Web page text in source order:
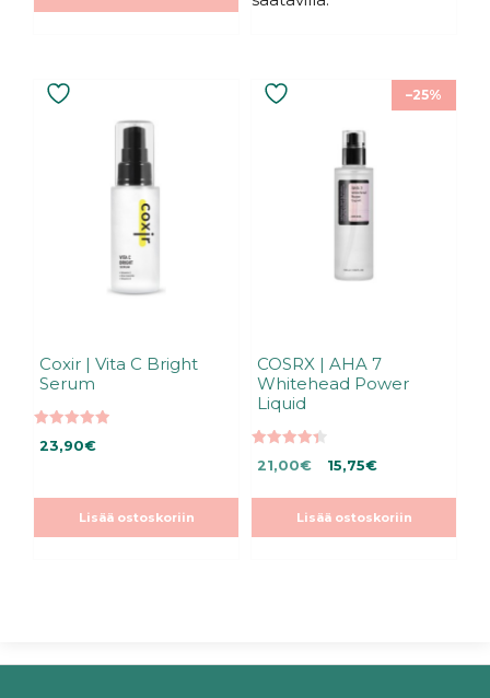
Coxir | Vita C Bright
Serum
5:stä
23,90€
Lisää ostoskoriin
–25%
COSRX | AHA 7
Whitehead Power
Liquid
5:stä
Alkuperäinen
21,00€.
21,00€Nykyinen
21,00€.
15,75€
Lisää ostoskoriin